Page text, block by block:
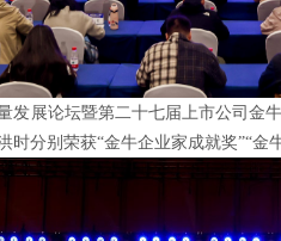
发展论坛暨第二十七届上市公司
时分别荣获“金牛企业家成就奖”“金